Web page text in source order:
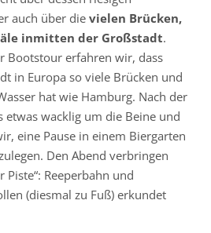
auch über die vielen Brücken,
inmitten der Großstadt.
Bootstour erfahren wir, dass
in Europa so viele Brücken und
hat wie Hamburg. Nach der
etwas wacklig um die Beine und
eine Pause in einem Biergarten
Den Abend verbringen
Piste“: Reeperbahn und
(diesmal zu Fuß) erkundet